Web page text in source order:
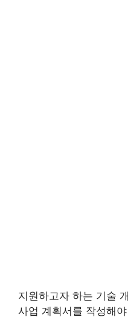
지원하고자 하는 기술
사업 계획서를 작성해